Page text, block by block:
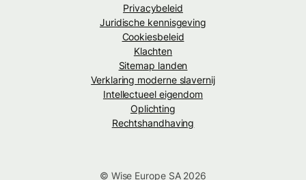
Privacybeleid
Juridische kennisgeving
Cookiesbeleid
Klachten
Sitemap landen
Verklaring moderne slavernij
Intellectueel eigendom
Oplichting
Rechtshandhaving
© Wise Europe SA 2026